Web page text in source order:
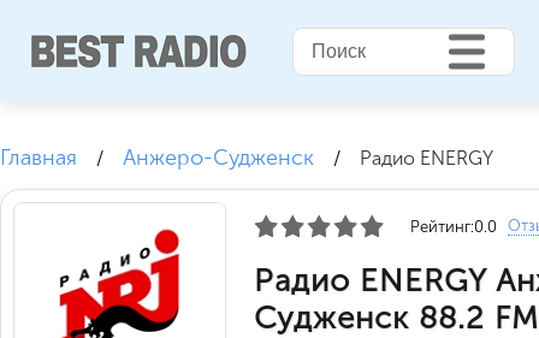
Главная / Анжеро-Судженск / Радио ENERGY
Рейтинг:0.0
Радио ENERGY
Судженск 88.2 FM